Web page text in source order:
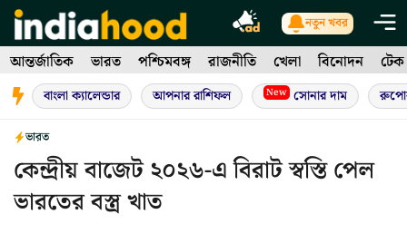
Skip
to
content
নতুন খবর
আন্তর্জাতিক ভারত পশ্চিমবঙ্গ রাজনীতি খেলা বিনোদন টেক
বাংলা ক্যালেন্ডার আপনার রাশিফল New সোনার দাম
ভারত
কেন্দ্রীয় বাজেট ২০২৬-এ বিরাট স্বস্তি পেল
ভারতের বস্ত্র খাত